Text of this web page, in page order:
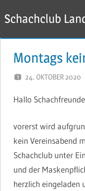
Inhalt
springen
Schachclub
Montags
24. OKTOBER 2020
Hallo
vorerst wird
kein Vereinsabend
Schachclub unter
und der
herzlich eingeladen